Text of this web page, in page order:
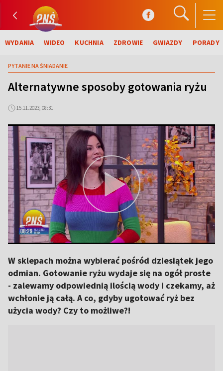
WYDANIA WIDEO KUCHNIA ZDROWIE GWIAZDY PORADY
PYTANIE NA ŚNIADANIE
Alternatywne sposoby gotowania ryżu
15.11.2023, 08:31
W sklepach można wybierać pośród dziesiątek jego
odmian. Gotowanie ryżu wydaje się na ogół proste
- zalewamy odpowiednią ilością wody i czekamy, aż
wchłonie ją całą. A co, gdyby ugotować ryż bez
użycia wody? Czy to możliwe?!